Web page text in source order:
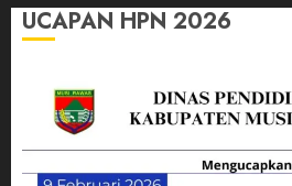
UCAPAN HPN 2026